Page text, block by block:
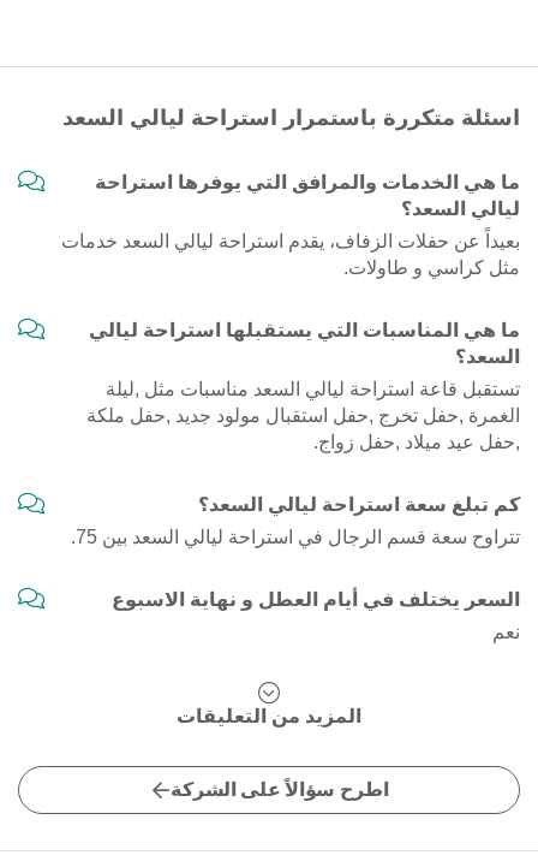
اسئلة متكررة باستمرار استراحة ليالي السعد
ما هي الخدمات والمرافق التي يوفرها استراحة
ليالي السعد؟
بعيداً عن حفلات الزفاف، يقدم استراحة ليالي السعد خدمات
مثل كراسي و طاولات.
ما هي المناسبات التي يستقبلها استراحة ليالي
السعد؟
تستقبل قاعة استراحة ليالي السعد مناسبات مثل ,ليلة
الغمرة ,حفل تخرج ,حفل استقبال مولود جديد ,حفل ملكة
,حفل عيد ميلاد ,حفل زواج.
كم تبلغ سعة استراحة ليالي السعد؟
تتراوح سعة قسم الرجال في استراحة ليالي السعد بين 75.
السعر يختلف في أيام العطل و نهاية الاسبوع
نعم
المزيد من التعليقات
اطرح سؤالاً على الشركة